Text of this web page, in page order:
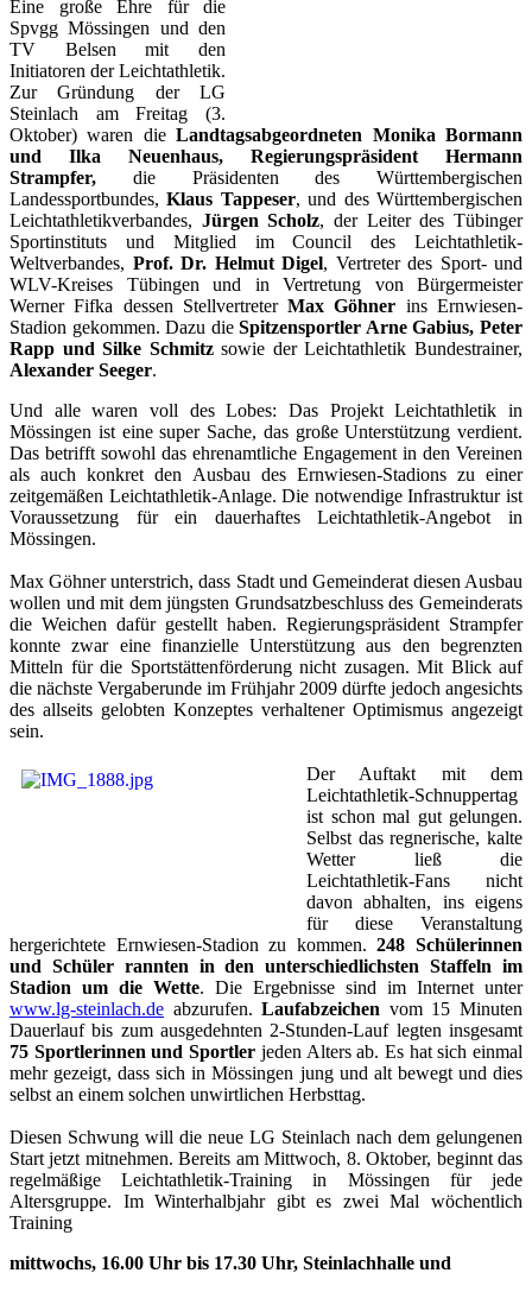
Eine große Ehre für die
Spvgg Mössingen und den
TV Belsen mit den
Initiatoren der Leichtathletik.
Zur Gründung der LG
Steinlach am Freitag (3.
Oktober) waren dieLandtagsabgeordneten Monika Bormann
und Ilka Neuenhaus, Regierungspräsident Hermann
Strampfer, die Präsidenten des Württembergischen
Landessportbundes,Klaus Tappeser, und des Württembergischen
Leichtathletikverbandes, Jürgen Scholz, der Leiter des Tübinger
Sportinstituts und Mitglied im Council des Leichtathletik-
Weltverbandes, Prof. Dr. Helmut Digel, Vertreter des Sport- und
WLV-Kreises Tübingen und in Vertretung von Bürgermeister
Werner Fifka dessen StellvertreterMax Göhner ins Ernwiesen-
Stadion gekommen. Dazu dieSpitzensportler Arne Gabius, Peter
Rapp und Silke Schmitzsowie der Leichtathletik Bundestrainer,
Alexander Seeger.
Und alle waren voll des Lobes: Das Projekt Leichtathletik in
Mössingen ist eine super Sache, das große Unterstützung verdient.
Das betrifft sowohl das ehrenamtliche Engagement in den Vereinen
als auch konkret den Ausbau des Ernwiesen-Stadions zu einer
zeitgemäßen Leichtathletik-Anlage. Die notwendige Infrastruktur ist
Voraussetzung für ein dauerhaftes Leichtathletik-Angebot in
Mössingen.
Max Göhner unterstrich, dass Stadt und Gemeinderat diesen Ausbau
wollen und mit dem jüngsten Grundsatzbeschluss des Gemeinderats
die Weichen dafür gestellt haben. Regierungspräsident Strampfer
konnte zwar eine finanzielle Unterstützung aus den begrenzten
Mitteln für die Sportstättenförderung nicht zusagen. Mit Blick auf
die nächste Vergaberunde im Frühjahr 2009 dürfte jedoch angesichts
des allseits gelobten Konzeptes verhaltener Optimismus angezeigt
sein.
Der Auftakt mit dem
Leichtathletik-Schnuppertag
ist schon mal gut gelungen.
Selbst das regnerische, kalte
Wetter ließ die
Leichtathletik-Fans nicht
davon abhalten, ins eigens
für diese Veranstaltung
hergerichtete Ernwiesen-Stadion zu kommen.248 Schülerinnen
und Schüler rannten in den unterschiedlichsten Staffeln im
Stadion um die Wette. Die Ergebnisse sind im Internet unter
www.lg-steinlach.de abzurufen.Laufabzeichen vom 15 Minuten
Dauerlauf bis zum ausgedehnten 2-Stunden-Lauf legten insgesamt
75 Sportlerinnen und Sportler jeden Alters ab. Es hat sich einmal
mehr gezeigt, dass sich in Mössingen jung und alt bewegt und dies
selbst an einem solchen unwirtlichen Herbsttag.
Diesen Schwung will die neue LG Steinlach nach dem gelungenen
Start jetzt mitnehmen. Bereits am Mittwoch, 8. Oktober, beginnt das
regelmäßige Leichtathletik-Training in Mössingen für jede
Altersgruppe. Im Winterhalbjahr gibt es zwei Mal wöchentlich
Training
mittwochs, 16.00 Uhr bis 17.30 Uhr, Steinlachhalle und